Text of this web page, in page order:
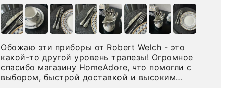
Обожаю эти приборы от Robert Welch - это
какой-то другой уровень трапезы! Огромное
спасибо магазину HomeAdore, что помогли с
выбором, быстрой доставкой и высоким